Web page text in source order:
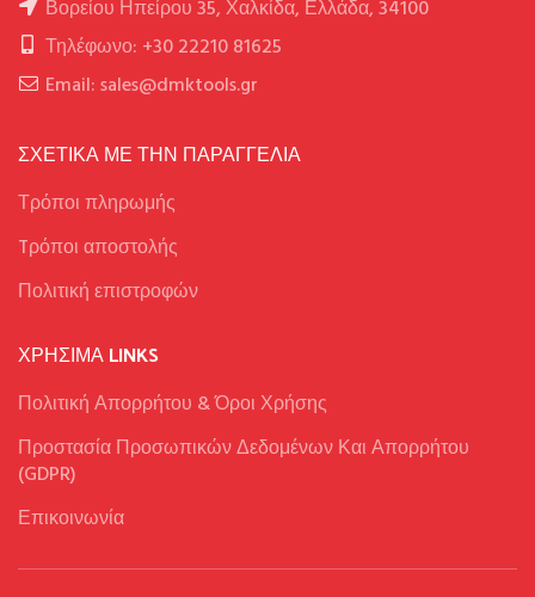
Βορείου Ηπείρου 35, Χαλκίδα, Ελλάδα, 34100
Τηλέφωνο: +30 22210 81625
Email: sales@dmktools.gr
ΣΧΕΤΙΚΑ ΜΕ ΤΗΝ ΠΑΡΑΓΓΕΛΙΑ
Τρόποι πληρωμής
Tρόποι αποστολής
Πολιτική επιστροφών
ΧΡΉΣΙΜΑ LINKS
Πολιτική Απορρήτου & Όροι Χρήσης
Προστασία Προσωπικών Δεδομένων Και Απορρήτου
(GDPR)
Επικοινωνία